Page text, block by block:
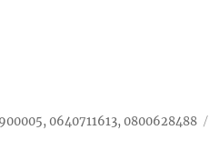
0640711613, 0800628488